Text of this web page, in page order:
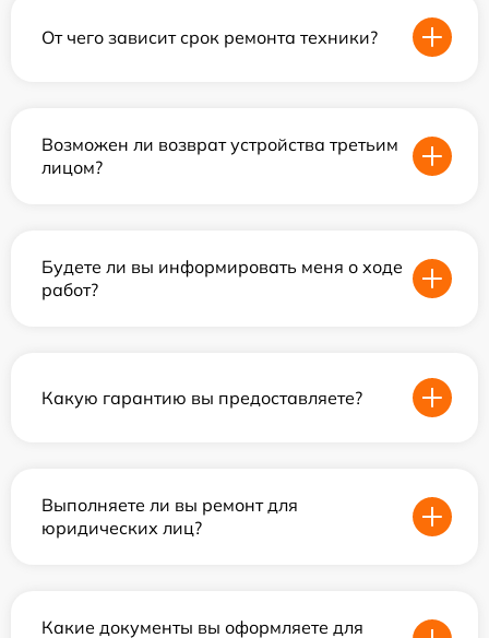
От чего зависит срок ремонта техники?
Возможен ли возврат устройства третьим
лицом?
Будете ли вы информировать меня о ходе
работ?
Какую гарантию вы предоставляете?
Выполняете ли вы ремонт для
юридических лиц?
Какие документы вы оформляете для